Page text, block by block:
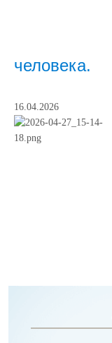
человека.
16.04.2026